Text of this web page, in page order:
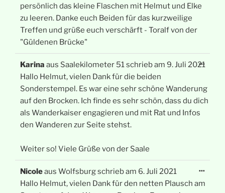
persönlich das kleine Flaschen mit Helmut und Elke
zu leeren. Danke euch Beiden für das kurzweilige
Treffen und grüße euch verschärft - Toralf von der
"Güldenen Brücke"
Karina aus Saalekilometer 51 schrieb am 9. Juli 2021
Hallo Helmut, vielen Dank für die beiden
Sonderstempel. Es war eine sehr schöne Wanderung
auf den Brocken. Ich finde es sehr schön, dass du dich
als Wanderkaiser engagieren und mit Rat und Infos
den Wanderen zur Seite stehst.
Weiter so! Viele Grüße von der Saale
...
Nicoleaus Wolfsburgschrieb am 6. Juli 2021
Hallo Helmut, vielen Dank für den netten Plausch am
...
ein-/